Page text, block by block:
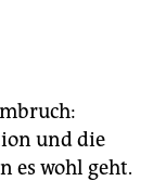
und die
es wohl geht.